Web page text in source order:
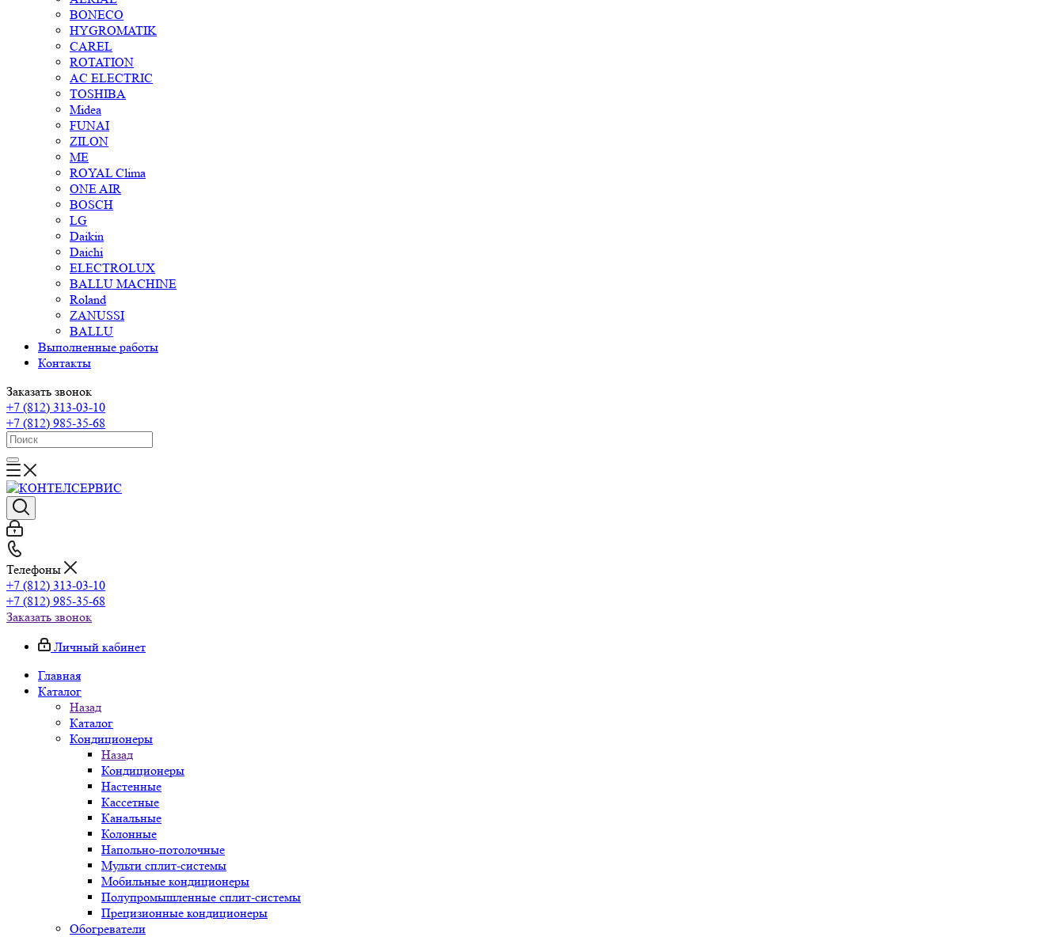
BONECO
HYGROMATIK
CAREL
ROTATION
AC ELECTRIC
TOSHIBA
Midea
FUNAI
ZILON
ME
ROYAL Clima
ONE AIR
BOSCH
LG
Daikin
Daichi
ELECTROLUX
BALLU MACHINE
Roland
ZANUSSI
BALLU
Выполненные работы
Контакты
Заказать звонок
+7 (812) 313-03-10
+7 (812) 985-35-68
Телефоны
+7 (812) 313-03-10
+7 (812) 985-35-68
Заказать звонок
Личный кабинет
Главная
Каталог
Назад
Каталог
Кондиционеры
Назад
Кондиционеры
Настенные
Кассетные
Канальные
Колонные
Напольно-потолочные
Мульти сплит-системы
Мобильные кондиционеры
Полупромышленные сплит-системы
Прецизионные кондиционеры
Обогреватели